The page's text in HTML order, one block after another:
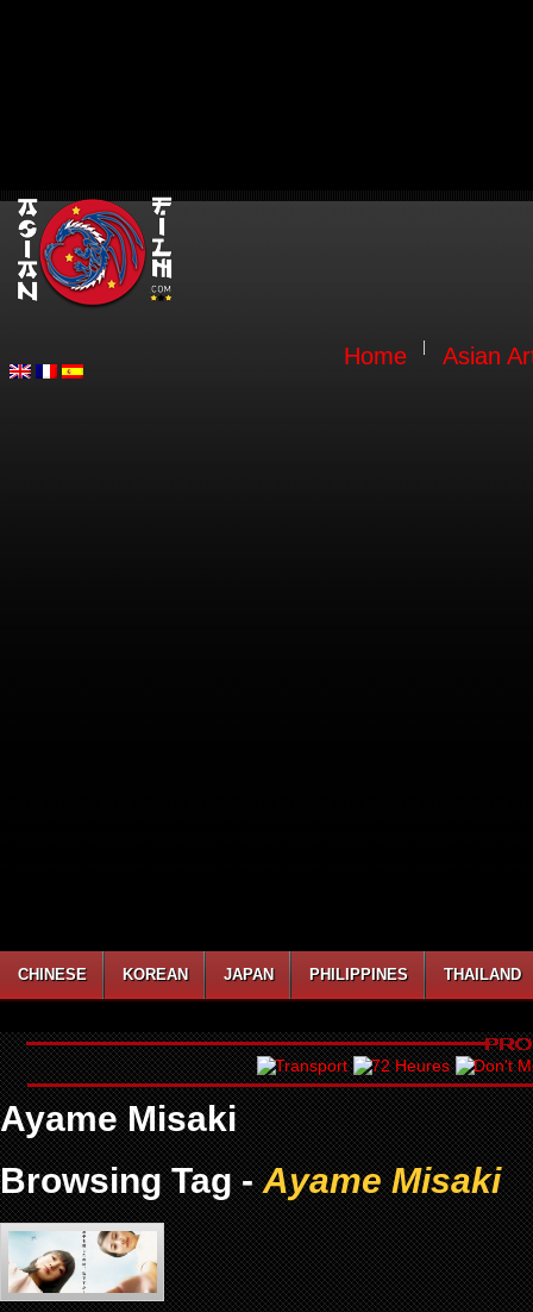
Home Asian
CHINESE KOREAN JAPAN PHILIPPINES THAILAND
Ayame Misaki
Browsing Tag -Ayame Misaki